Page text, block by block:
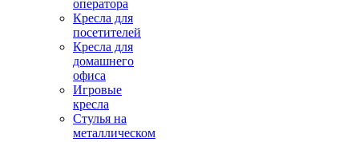
оператора
Кресла для
посетителей
Кресла для
домашнего
офиса
Игровые
кресла
Стулья на
металлическом